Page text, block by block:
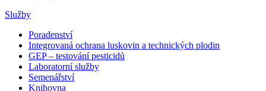
Služby
Poradenství
Integrovaná ochrana luskovin a technických plodin
GEP – testování pesticidů
Laboratorní služby
Semenářství
Knihovna